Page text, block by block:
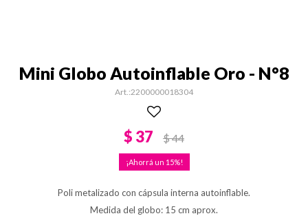
Mini Globo Autoinflable Oro - N°8
2200000018304
$ 37 $44
15
Poli metalizado con cápsula interna autoinflable.
Medida del globo: 15 cm aprox.